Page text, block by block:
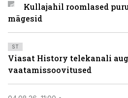
Kullajahil roomlased
mägesid
ST
Viasat History telekanali
vaatamissoovitused